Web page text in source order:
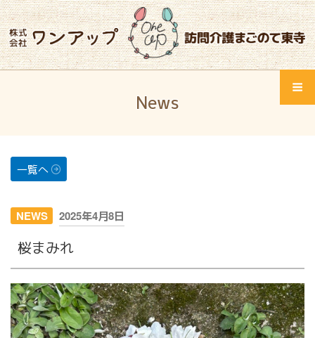
コ
ン
テ
ン
ツ
サービス紹介
会社概要
採用情報
採用の流れ
News
一覧へ
NEWS
投
稿
日:
2025年4月8日
桜まみれ